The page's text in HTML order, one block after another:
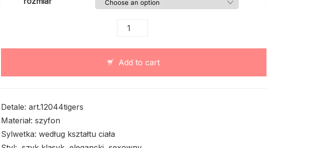
Sukienka
z
szyfonu
Add to cart
Detale: art.12044tigers
Materiał: szyfon
Sylwetka: według kształtu ciała